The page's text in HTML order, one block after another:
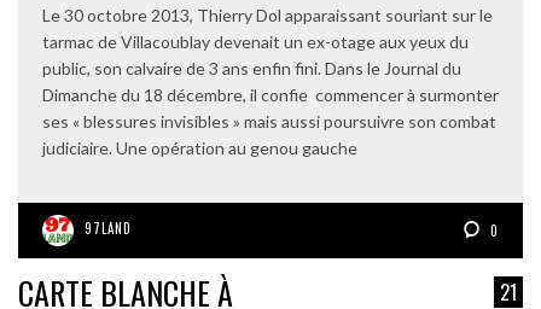
Le 30 octobre 2013, Thierry Dol apparaissant souriant sur le
tarmac de Villacoublay devenait un ex-otage aux yeux du
public, son calvaire de 3 ans enfin fini. Dans le Journal du
Dimanche du 18 décembre, il confie commencer à surmonter
ses « blessures invisibles » mais aussi poursuivre son combat
judiciaire. Une opération au genou gauche
97LAND 0
CARTE BLANCHE À 21